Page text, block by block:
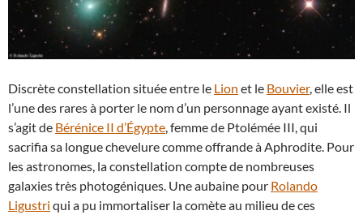
Discrète constellation située entre le Lion et le Bouvier, elle est
l’une des rares à porter le nom d’un personnage ayant existé. Il
s’agit de Bérénice II d’Égypte , femme de Ptolémée III, qui
sacrifia sa longue chevelure comme offrande à Aphrodite. Pour
les astronomes, la constellation compte de nombreuses
galaxies très photogéniques. Une aubaine pour Rolando
Ligustri qui a pu immortaliser la comète au milieu de ces